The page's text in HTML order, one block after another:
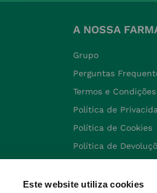
Este website utiliza cookies
A NOSSA
Grupo
Perguntas
Termos e Condições
Política de
Política de Cookies
Política de